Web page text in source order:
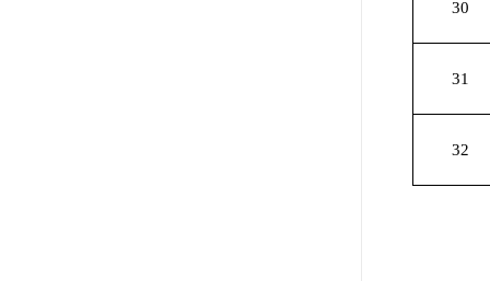
30
31
32